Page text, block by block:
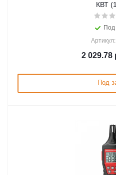
КВТ
Под
2 029.78
Под